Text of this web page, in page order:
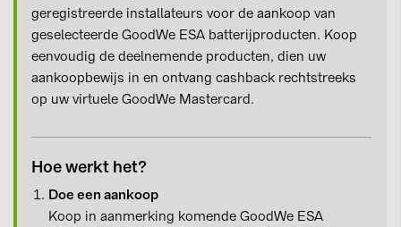
geregistreerde installateurs voor de aankoop van
geselecteerde GoodWe ESA batterijproducten. Koop
eenvoudig de deelnemende producten, dien uw
aankoopbewijs in en ontvang cashback rechtstreeks
op uw virtuele GoodWe Mastercard.
Hoe werkt het?
Doe een aankoop
Koop in aanmerking komende GoodWe ESA